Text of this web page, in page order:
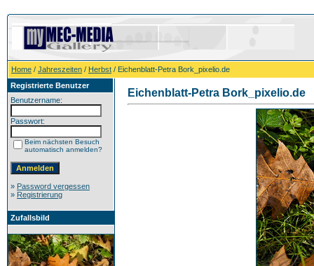
Home / Jahreszeiten / Herbst / Eichenblatt-Petra Bork_pixelio.de
Registrierte Benutzer
Benutzername:
Passwort:
Beim nächsten Besuch
automatisch anmelden?
» Password vergessen
» Registrierung
Zufallsbild
Eichenblatt-Petra Bork_pixelio.de